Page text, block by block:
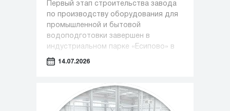
Первый этап строительства завода
по производству оборудования для
промышленной и бытовой
водоподготовки завершен в
индустриальном парке «Есипово» в
Солнечногорском округе.
14.07.2026